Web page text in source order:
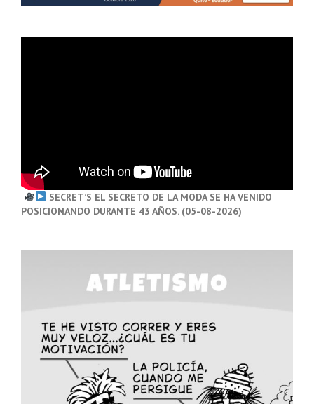
SECRET’S EL SECRETO DE LA MODA SE HA VENIDO
POSICIONANDO DURANTE 43 AÑOS. (05-08-2026)